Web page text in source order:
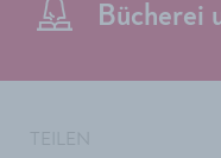
Bücherei